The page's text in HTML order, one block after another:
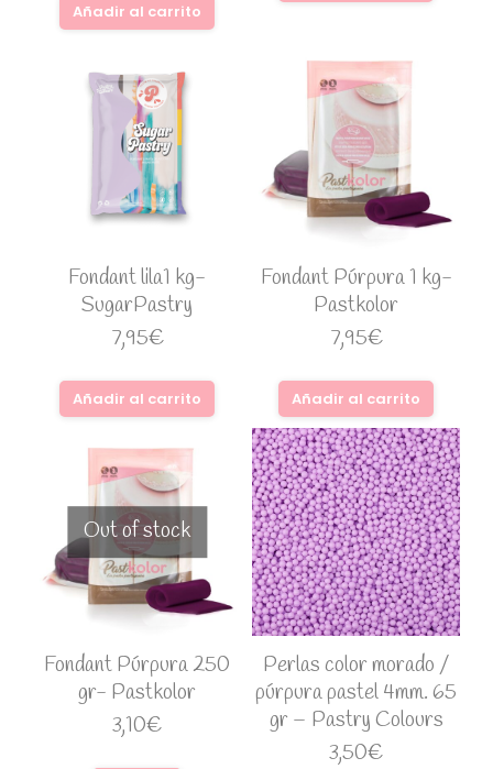
Añadir al carrito
Fondant lila1 kg-
SugarPastry
7,95€
Añadir al carrito
Fondant Púrpura 1 kg-
Pastkolor
7,95€
Añadir al carrito
Out of stock
Fondant Púrpura 250
gr- Pastkolor
3,10€
Perlas color morado /
púrpura pastel 4mm. 65
gr – Pastry Colours
3,50€